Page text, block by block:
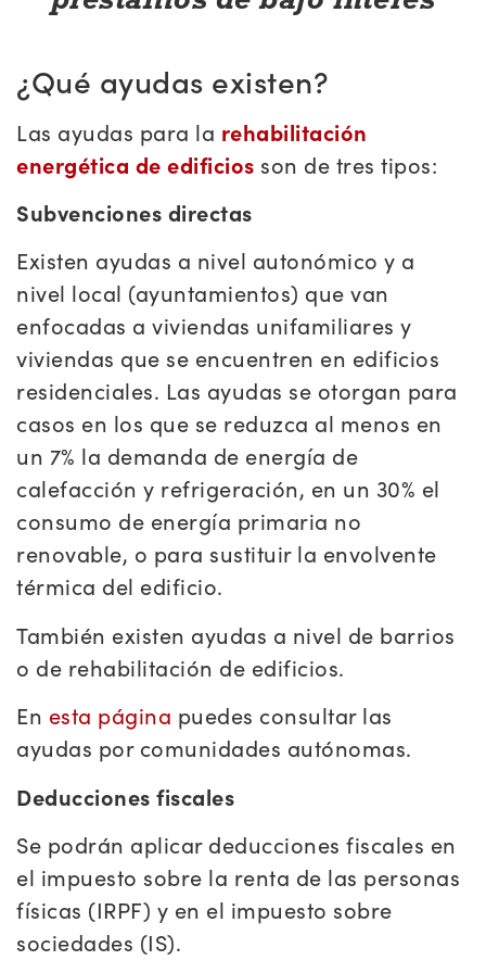
¿Qué ayudas existen?
Las ayudas para la rehabilitación
energética de edificios son de tres tipos:
Subvenciones directas
Existen ayudas a nivel autonómico y a
nivel local (ayuntamientos) que van
enfocadas a viviendas unifamiliares y
viviendas que se encuentren en edificios
residenciales. Las ayudas se otorgan para
casos en los que se reduzca al menos en
un 7% la demanda de energía de
calefacción y refrigeración, en un 30% el
consumo de energía primaria no
renovable, o para sustituir la envolvente
térmica del edificio.
También existen ayudas a nivel de barrios
o de rehabilitación de edificios.
En esta página puedes consultar las
ayudas por comunidades autónomas.
Deducciones fiscales
Se podrán aplicar deducciones fiscales en
el impuesto sobre la renta de las personas
físicas (IRPF) y en el impuesto sobre
sociedades (IS).